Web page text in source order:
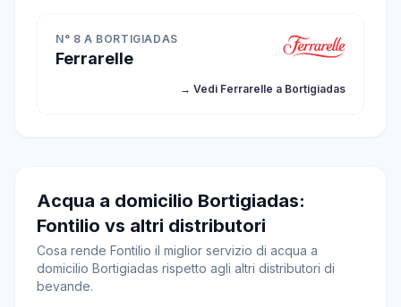
N° 8 A BORTIGIADAS
Ferrarelle
→ Vedi Ferrarelle a Bortigiadas
Acqua a domicilio Bortigiadas:
Fontilio vs altri distributori
Cosa rende Fontilio il miglior servizio di acqua a
domicilio Bortigiadas rispetto agli altri distributori di
bevande.